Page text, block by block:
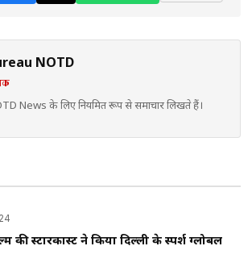
NOTD
News के लिए नियमित रूप से समाचार लिखते हैं।
की स्टारकास्ट ने किया दिल्ली के स्पर्श ग्लोबल